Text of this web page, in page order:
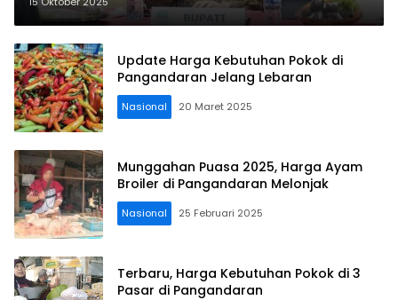
Update Harga Kebutuhan Pokok di
Pangandaran Jelang Lebaran
Nasional 20 Maret 2025
Munggahan Puasa 2025, Harga Ayam
Broiler di Pangandaran Melonjak
Nasional 25 Februari 2025
Terbaru, Harga Kebutuhan Pokok di 3
Pasar di Pangandaran